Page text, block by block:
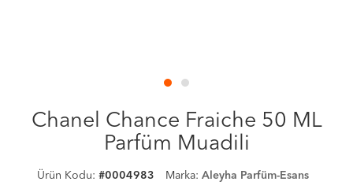
Chanel Chance Fraiche 50 ML
Parfüm Muadili
Ürün Kodu: #0004983 Marka: Aleyha Parfüm-Esans